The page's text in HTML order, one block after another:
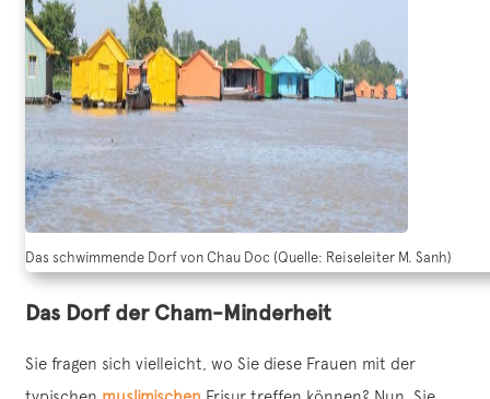
Das schwimmende Dorf von Chau Doc (Quelle: Reiseleiter M. Sanh)
Das Dorf der Cham-Minderheit
Sie fragen sich vielleicht, wo Sie diese Frauen mit der